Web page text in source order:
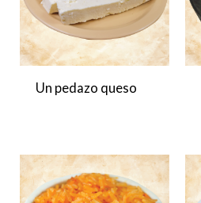
Un pedazo queso